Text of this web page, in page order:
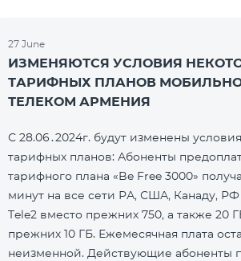
27 June
ИЗМЕНЯЮТСЯ УСЛОВИЯ
ТАРИФНЫХ ПЛАНОВ
ТЕЛЕКОМ АРМЕНИЯ
С 28.06․2024г. будут изменены
тарифных планов: Абоненты
тарифного плана «Be Free 3000»
минут на все сети РА, США, Канаду,
Tele2 вместо прежних 750, а также 20
прежних 10 ГБ. Ежемесячная плата
неизменной. Действующие абоненты